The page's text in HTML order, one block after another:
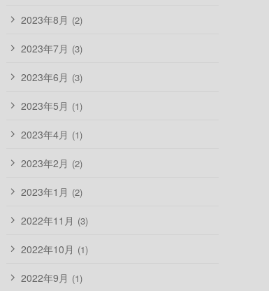
2023年8月 (2)
2023年7月 (3)
2023年6月 (3)
2023年5月 (1)
2023年4月 (1)
2023年2月 (2)
2023年1月 (2)
2022年11月 (3)
2022年10月 (1)
2022年9月 (1)